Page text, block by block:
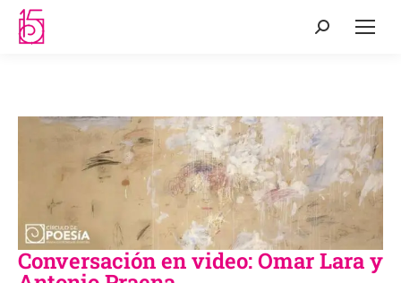
Conversación en video: Omar Lara y